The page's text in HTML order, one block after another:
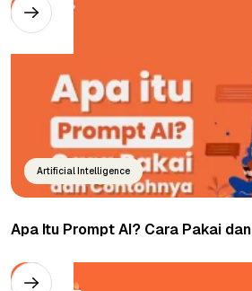
Artificial Intelligence
Apa Itu Prompt AI? Cara Pakai